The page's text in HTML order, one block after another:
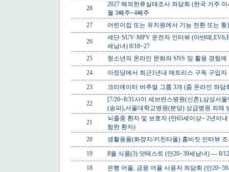
28
2027 해외한류실태조사 좌담회 (한국 거주
월 3째주~4째주
27
어린이집 또는 유치원에서 기능 전환 또는 통
26
세단·SUV·MPV 운전자 인터뷰 (아반떼
세남녀) 8/18~27
25
청소년의 온라인 문화와 SNS·밈 활용 경험
24
아정당에서 최근1년내 매트리스 구독 구입자
23
크리에이터 버추얼 그룹 3개 (줌 온라인 좌담
22
[7/20~8/31사이 세브란스병원(신촌),삼성서
(송파),서울대학교병원(분당) 상급병원 외래
21
뇌졸중 환자 및 보호자 (만65세이상~ 2년이
험한 환자)
20
생활용품(화장지/키친타올) 홈비짓 인터뷰 조
19
8월 식품(3) 맛테스트 (만20~39세남녀) --- 8/
18
은행 어플, 금융 어플 사용자 좌담회 (만